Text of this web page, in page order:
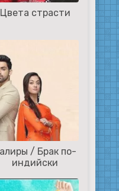
Цвета страсти
/ Брак по-
индийски